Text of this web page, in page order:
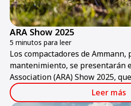
ARA Show 2025
5 minutos para leer
Los compactadores de Ammann,
mantenimiento, se presentarán
Association (ARA) Show 2025,
Centro de Convenciones de Las
enero al sábado 1 de febrero.
Leer más